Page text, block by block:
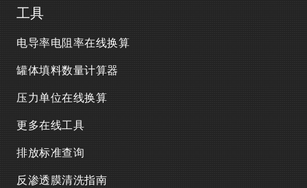
工具
电导率电阻率在线换算
罐体填料数量计算器
压力单位在线换算
更多在线工具
排放标准查询
反渗透膜清洗指南